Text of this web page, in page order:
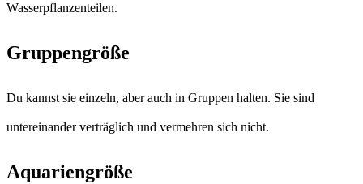
Wasserpflanzenteilen.
Gruppengröße
Du kannst sie einzeln, aber auch in Gruppen halten. Sie sind
untereinander verträglich und vermehren sich nicht.
Aquariengröße